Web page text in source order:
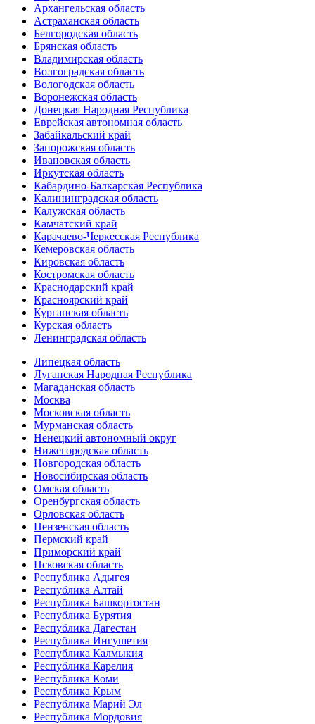
Архангельская область
Астраханская область
Белгородская область
Брянская область
Владимирская область
Волгоградская область
Вологодская область
Воронежская область
Донецкая Народная Республика
Еврейская автономная область
Забайкальский край
Запорожская область
Ивановская область
Иркутская область
Кабардино-Балкарская Республика
Калининградская область
Калужская область
Камчатский край
Карачаево-Черкесская Республика
Кемеровская область
Кировская область
Костромская область
Краснодарский край
Красноярский край
Курганская область
Курская область
Ленинградская область
Липецкая область
Луганская Народная Республика
Магаданская область
Москва
Московская область
Мурманская область
Ненецкий автономный округ
Нижегородская область
Новгородская область
Новосибирская область
Омская область
Оренбургская область
Орловская область
Пензенская область
Пермский край
Приморский край
Псковская область
Республика Адыгея
Республика Алтай
Республика Башкортостан
Республика Бурятия
Республика Дагестан
Республика Ингушетия
Республика Калмыкия
Республика Карелия
Республика Коми
Республика Крым
Республика Марий Эл
Республика Мордовия